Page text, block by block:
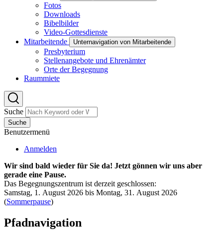
Fotos
Downloads
Bibelbilder
Video-Gottesdienste
Mitarbeitende
Unternavigation von Mitarbeitende
Presbyterium
Stellenangebote und Ehrenämter
Orte der Begegnung
Raummiete
Suche
Suche
Benutzermenü
Anmelden
Wir sind bald wieder für Sie da! Jetzt gönnen wir uns aber
gerade eine Pause.
Das Begegnungszentrum ist derzeit geschlossen:
Samstag, 1. August 2026 bis Montag, 31. August 2026
(Sommerpause)
Pfadnavigation